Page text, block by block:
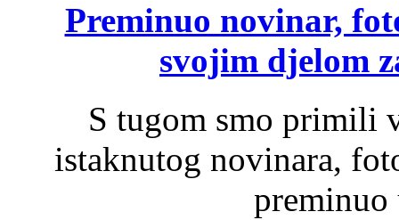
Preminuo novinar,
svojim djelom
S tugom smo primili
istaknutog novinara,